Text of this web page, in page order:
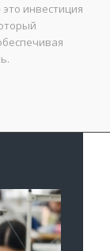
инвестиция